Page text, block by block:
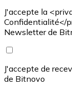
J'accepte la
Confidentialité</
Newsletter de
J'accepte de
de Bitnovo